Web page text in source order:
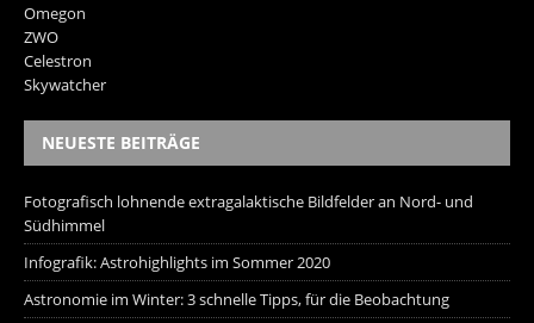
Omegon
ZWO
Celestron
Skywatcher
NEUESTE BEITRÄGE
Fotografisch lohnende extragalaktische Bildfelder an Nord- und
Südhimmel
Infografik: Astrohighlights im Sommer 2020
Astronomie im Winter: 3 schnelle Tipps, für die Beobachtung